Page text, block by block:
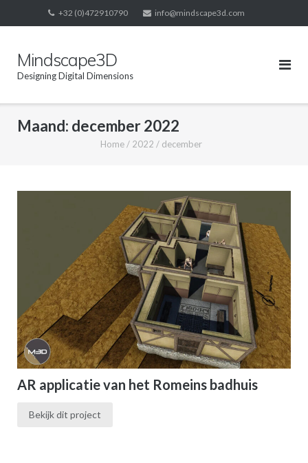
to
+32 (0)472910790 info@mindscape3d.com
Mindscape3D
Designing Digital Dimensions
Maand: december 2022
Home/ 2022 / december
AR applicatie van het Romeins badhuis
Bekijk dit project